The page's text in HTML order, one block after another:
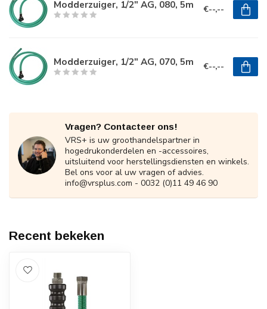
Modderzuiger, 1/2" AG, 080, 5m €--,--
Modderzuiger, 1/2" AG, 070, 5m €--,--
Vragen? Contacteer ons!
VRS+ is uw groothandelspartner in
hogedrukonderdelen en -accessoires,
uitsluitend voor herstellingsdiensten en winkels.
Bel ons voor al uw vragen of advies.
info@vrsplus.com - 0032 (0)11 49 46 90
Recent bekeken